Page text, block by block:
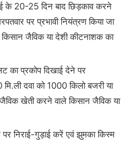
के 20-25 दिन बाद छिड़काव करने
पर प्रभावी नियंत्रण किया जा
जैविक या देशी कीटनाशक का
का प्रकोप दिखाई देने पर
दवा को 1000 किलो बजरी या
खेती करने वाले किसान जैविक या
निराई-गुड़ाई करें एवं झुमका किस्म